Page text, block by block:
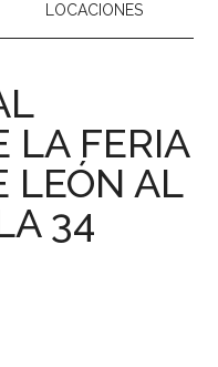
LOCACIONES
LA FERIA
LEÓN AL
34